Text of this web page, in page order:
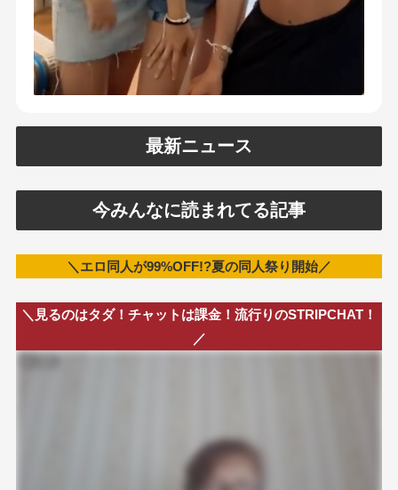
最新ニュース
今みんなに読まれてる記事
＼エロ同人が99%OFF!?夏の同人祭り開始／
＼見るのはタダ！チャットは課金！流行りのSTRIPCHAT！
／